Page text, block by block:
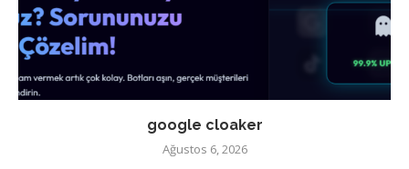
google cloaker
Ağustos 6, 2026